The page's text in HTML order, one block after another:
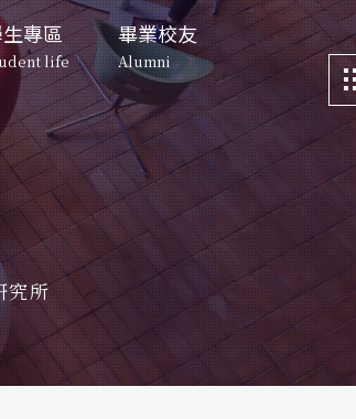
專區
life
園與宿舍環境
and Faciiities
校生動態
Voice
清華創業實驗室
Hua
Lab
下午茶
畢業校友
Alumni
所友動向
About Alumni
科管人故事
Story about ITM Alumni
區
life
Dates
舍環境
and Faciiities
態
華創業實驗室
畢業校友
Alumni
所友動向
About Alumni
科管人故事
Story about ITM
Alumni
更多資訊
More
資訊公告
活動照片
Event Photos
清大校園地圖
NTHU Map
科管院
CTM
究所